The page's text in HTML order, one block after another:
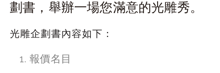
劃書，舉辦一場您滿意的光雕秀。
光雕企劃書內容如下：
報價名目